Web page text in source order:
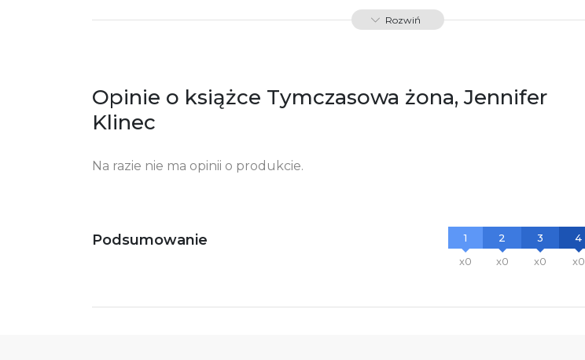
9788379763573
Rozwiń
Opinie o książce Tymczasowa żona, Jennifer
Klinec
Na razie nie ma opinii o produkcie.
Podsumowanie
1
x0
2
x0
3
x0
4
x0